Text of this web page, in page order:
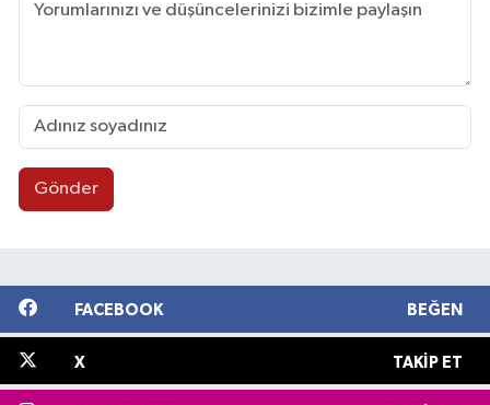
Gönder
FACEBOOK BEĞEN
X TAKIP ET